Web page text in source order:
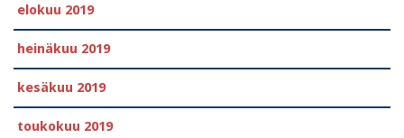
elokuu 2019
heinäkuu 2019
kesäkuu 2019
toukokuu 2019